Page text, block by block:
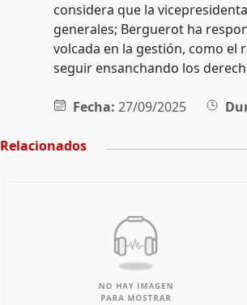
considera que la
generales; Berguerot ha
volcada en la gestión, como el
seguir ensanchando los
Fecha: 27/09/2025
Relacionados